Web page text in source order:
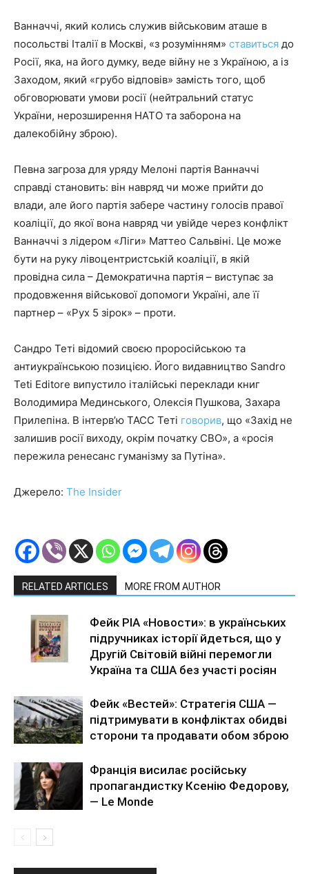
Ванначчі, який колись служив військовим аташе в
посольстві Італії в Москві, «з розумінням» ставиться до
Росії, яка, на його думку, веде війну не з Україною, а із
Заходом, який «грубо відповів» замість того, щоб
обговорювати умови росії (нейтральний статус
України, нерозширення НАТО та заборона на
далекобійну зброю).
Певна загроза для уряду Мелоні партія Ванначчі
справді становить: він навряд чи може прийти до
влади, але його партія забере частину голосів правої
коаліції, до якої вона навряд чи увійде через конфлікт
Ванначчі з лідером «Ліги» Маттео Сальвіні. Це може
бути на руку лівоцентристській коаліції, в якій
провідна сила – Демократична партія – виступає за
продовження військової допомоги Україні, але її
партнер – «Рух 5 зірок» – проти.
Сандро Теті відомий своєю проросійською та
антиукраїнською позицією. Його видавництво Sandro
Teti Editore випустило італійські переклади книг
Володимира Мединського, Олексія Пушкова, Захара
Прилепіна. В інтерв’ю ТАСС Теті говорив, що «Захід не
залишив росії виходу, окрім початку СВО», а «росія
пережила ренесанс гуманізму за Путіна».
Джерело: The Insider
RELATED ARTICLES MORE FROM AUTHOR
Фейк РІА «Новости»: в українських
підручниках історії йдеться, що у
Другій Світовій війні перемогли
Україна та США без участі росіян
Фейк «Вестей»: Стратегія США —
підтримувати в конфліктах обидві
сторони та продавати обом зброю
Франція висилає російську
пропагандистку Ксенію Федорову,
— Le Monde